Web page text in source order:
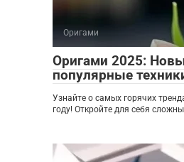
Оригами
Оригами 2025:
популярные
Узнайте о самых горячих
году! Откройте для себя